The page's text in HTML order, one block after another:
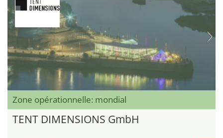
Zone opérationnelle: mondial
TENT DIMENSIONS GmbH